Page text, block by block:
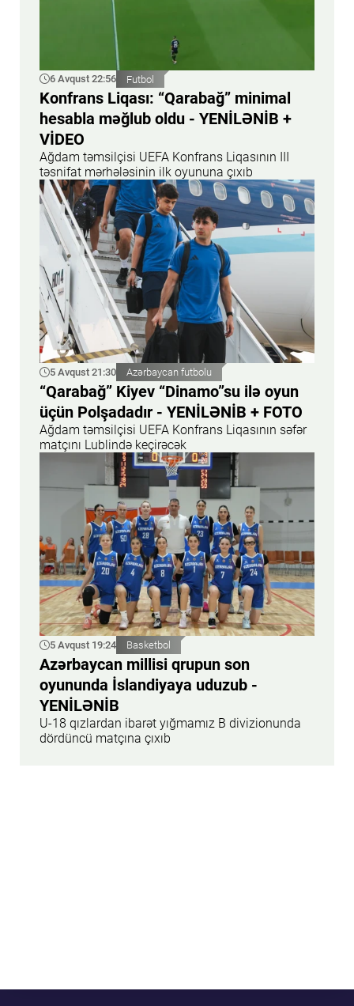
6 Avqust 22:56 Futbol
Konfrans Liqası: “Qarabağ” minimal
hesabla məğlub oldu - YENİLƏNİB +
VİDEO
Ağdam təmsilçisi UEFA Konfrans Liqasının III
təsnifat mərhələsinin ilk oyununa çıxıb
5 Avqust 21:30 Azərbaycan futbolu
“Qarabağ” Kiyev “Dinamo”su ilə oyun
üçün Polşadadır - YENİLƏNİB + FOTO
Ağdam təmsilçisi UEFA Konfrans Liqasının səfər
matçını Lublində keçirəcək
5 Avqust 19:24 Basketbol
Azərbaycan millisi qrupun son
oyununda İslandiyaya uduzub -
YENİLƏNİB
U-18 qızlardan ibarət yığmamız B divizionunda
dördüncü matçına çıxıb